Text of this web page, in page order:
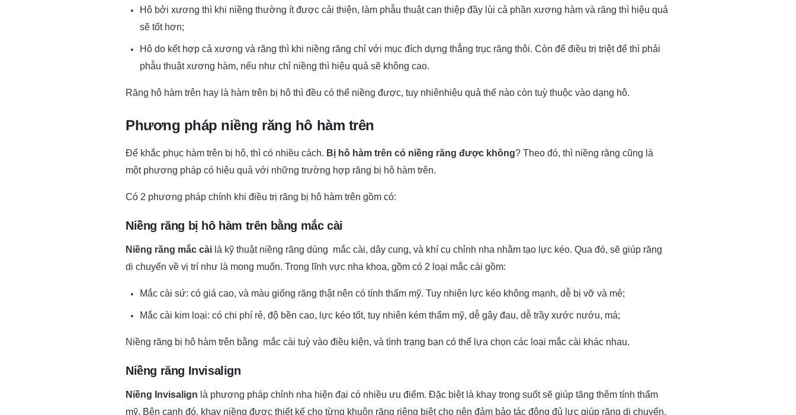
Hô bởi xương thì khi niềng thường ít được cải thiện, làm phẫu thuật can thiệp đầy lùi cả phần xương hàm và răng thì hiệu quả
sẽ tốt hơn;
Hô do kết hợp cả xương và răng thì khi niềng răng chỉ với mục đích dựng thẳng trục răng thôi. Còn để điều trị triệt để thì phải
phẫu thuật xương hàm, nếu như chỉ niềng thì hiệu quả sẽ không cao.
Răng hô hàm trên hay là hàm trên bị hô thì đều có thể niềng được, tuy nhiênhiệu quả thế nào còn tuỳ thuộc vào dạng hô.
Phương pháp niềng răng hô hàm trên
Để khắc phục hàm trên bị hô, thì có nhiều cách. Bị hô hàm trên có niềng răng được không? Theo đó, thì niềng răng cũng là
một phương pháp có hiệu quả với những trường hợp răng bị hô hàm trên.
Có 2 phương pháp chính khi điều trị răng bị hô hàm trên gồm có:
Niềng răng bị hô hàm trên bằng mắc cài
Niềng răng mắc cài là kỹ thuật niềng răng dùng mắc cài, dây cung, và khí cụ chỉnh nha nhằm tạo lực kéo. Qua đó, sẽ giúp răng
di chuyển về vị trí như là mong muốn. Trong lĩnh vực nha khoa, gồm có 2 loại mắc cài gồm:
Mắc cài sứ: có giá cao, và màu giống răng thật nên có tính thẩm mỹ. Tuy nhiên lực kéo không mạnh, dễ bị vỡ và mẻ;
Mắc cài kim loại: có chi phí rẻ, độ bền cao, lực kéo tốt, tuy nhiên kém thẩm mỹ, dễ gây đau, dễ trầy xước nướu, má;
Niềng răng bị hô hàm trên bằng mắc cài tuỳ vào điều kiện, và tình trạng bạn có thể lựa chọn các loại mắc cài khác nhau.
Niềng răng Invisalign
Niềng Invisalign là phương pháp chỉnh nha hiện đại có nhiều ưu điểm. Đặc biệt là khay trong suốt sẽ giúp tăng thêm tính thẩm
mỹ. Bên cạnh đó, khay niềng được thiết kế cho từng khuôn răng riêng biệt cho nên đảm bảo tác động đủ lực giúp răng di chuyển,